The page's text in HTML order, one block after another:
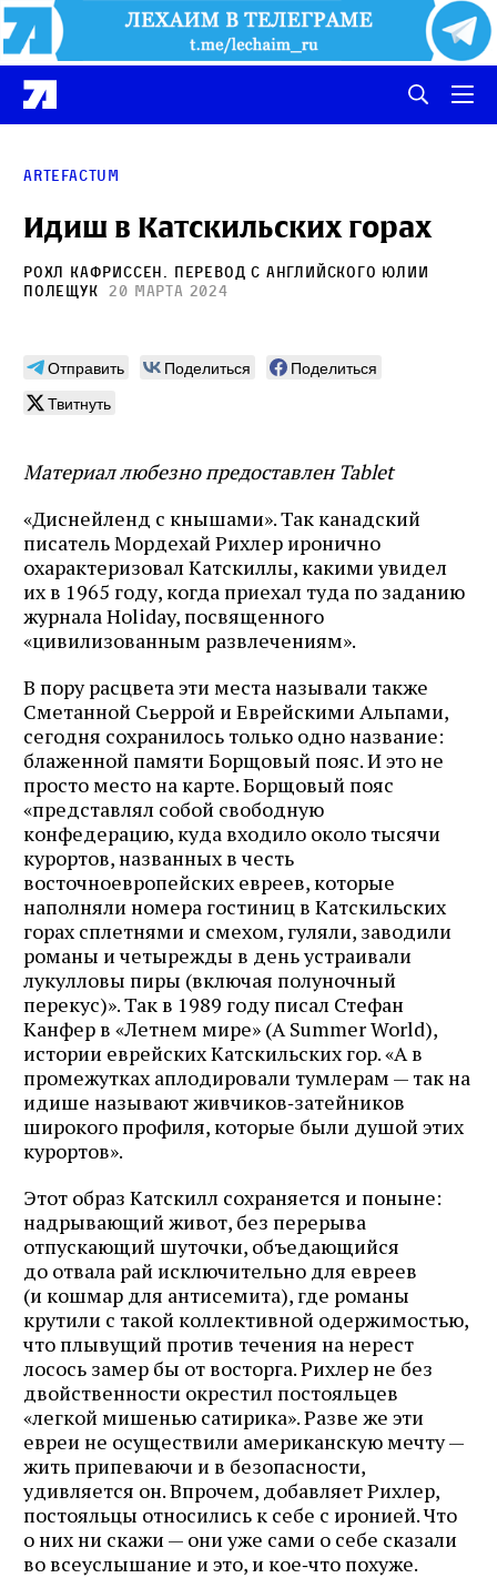
Artefactum
Идиш в Катскильских горах
Рохл Кафриссен . Перевод с английского Юлии
Полещук
20 марта 2024
Отправить Поделиться
Поделиться
Твитнуть
Материал любезно предоставлен Tablet
«Диснейленд с кнышами». Так канадский
писатель Мордехай Рихлер иронично
охарактеризовал Катскиллы, какими увидел
их в 1965 году, когда приехал туда по заданию
журнала Holiday, посвященного
«цивилизованным развлечениям».
В пору расцвета эти места называли также
Сметанной Сьеррой и Еврейскими Альпами,
сегодня сохранилось только одно название:
блаженной памяти Борщовый пояс. И это не
просто место на карте. Борщовый пояс
«представлял собой свободную
конфедерацию, куда входило около тысячи
курортов, названных в честь
восточноевропейских евреев, которые
наполняли номера гостиниц в Катскильских
горах сплетнями и смехом, гуляли, заводили
романы и четырежды в день устраивали
лукулловы пиры (включая полуночный
перекус)». Так в 1989 году писал Стефан
Канфер в «Летнем мире» (A Summer World),
истории еврейских Катскильских гор. «А в
промежутках аплодировали тумлерам — так на
идише называют живчиков‑затейников
широкого профиля, которые были душой этих
курортов».
Этот образ Катскилл сохраняется и поныне:
надрывающий живот, без перерыва
отпускающий шуточки, объедающийся
до отвала рай исключительно для евреев
(и кошмар для антисемита), где романы
крутили с такой коллективной одержимостью,
что плывущий против течения на нерест
лосось замер бы от восторга. Рихлер не без
двойственности окрестил постояльцев
«легкой мишенью сатирика». Разве же эти
евреи не осуществили американскую мечту —
жить припеваючи и в безопасности,
удивляется он. Впрочем, добавляет Рихлер,
постояльцы относились к себе с иронией. Что
о них ни скажи — они уже сами о себе сказали
во всеуслышание и это, и кое‑что похуже.